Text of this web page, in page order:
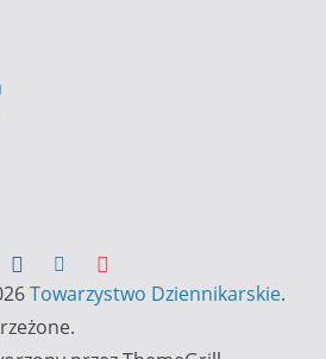
Towarzystwo Dziennikarskie.